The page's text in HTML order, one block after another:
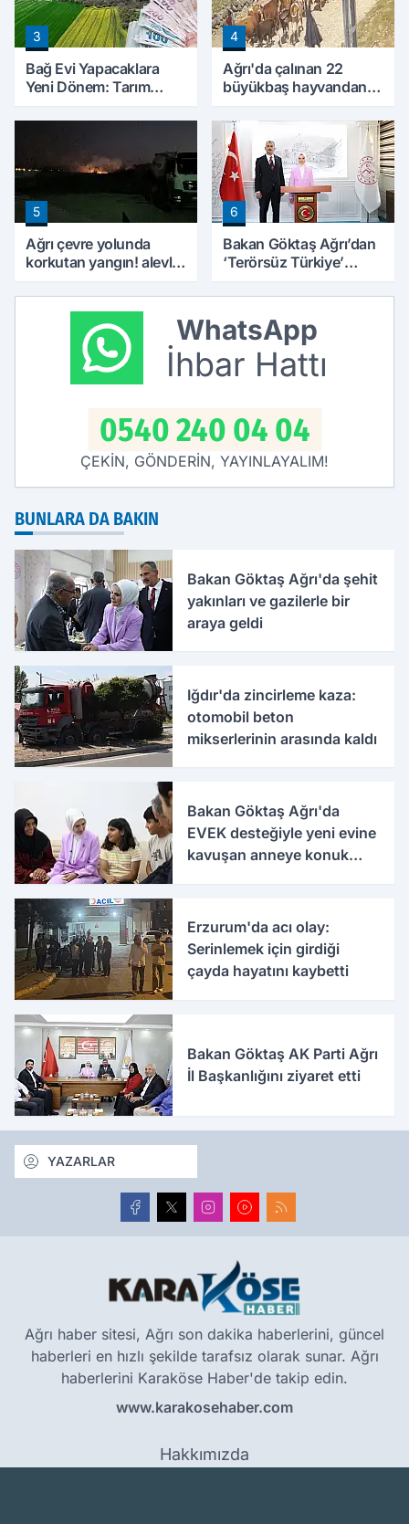
3
Bağ Evi Yapacaklara
Yeni Dönem: Tarım
Şartları Değişti
4
Ağrı'da çalınan 22
büyükbaş hayvandan
bulundu
5
Ağrı çevre yolunda
korkutan yangın! alevler
6
Bakan Göktaş Ağrı’dan
‘Terörsüz Türkiye’
WhatsApp
İhbar Hattı
0540 240 04 04
ÇEKİN, GÖNDERİN, YAYINLAYALIM!
BUNLARA DA BAKIN
Bakan Göktaş Ağrı'da şehit
yakınları ve gazilerle bir
araya geldi
Iğdır'da zincirleme kaza:
otomobil beton
mikserlerinin arasında kaldı
Bakan Göktaş Ağrı'da
EVEK desteğiyle yeni evine
kavuşan anneye konuk
Erzurum'da acı olay:
Serinlemek için girdiği
çayda hayatını kaybetti
Bakan Göktaş AK Parti Ağrı
İl Başkanlığını ziyaret etti
YAZARLAR
Ağrı haber sitesi, Ağrı son dakika haberlerini, güncel
haberleri en hızlı şekilde tarafsız olarak sunar. Ağrı
haberlerini Karaköse Haber'de takip edin.
www.karakosehaber.com
Hakkımızda